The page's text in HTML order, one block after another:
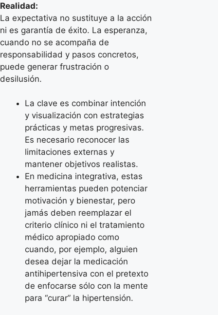
Realidad:
La expectativa no sustituye a la acción
ni es garantía de éxito. La esperanza,
cuando no se acompaña de
responsabilidad y pasos concretos,
puede generar frustración o
desilusión.
La clave es combinar intención
y visualización con estrategias
prácticas y metas progresivas.
Es necesario reconocer las
limitaciones externas y
mantener objetivos realistas.
En medicina integrativa, estas
herramientas pueden potenciar
motivación y bienestar, pero
jamás deben reemplazar el
criterio clínico ni el tratamiento
médico apropiado como
cuando, por ejemplo, alguien
desea dejar la medicación
antihipertensiva con el pretexto
de enfocarse sólo con la mente
para “curar” la hipertensión.